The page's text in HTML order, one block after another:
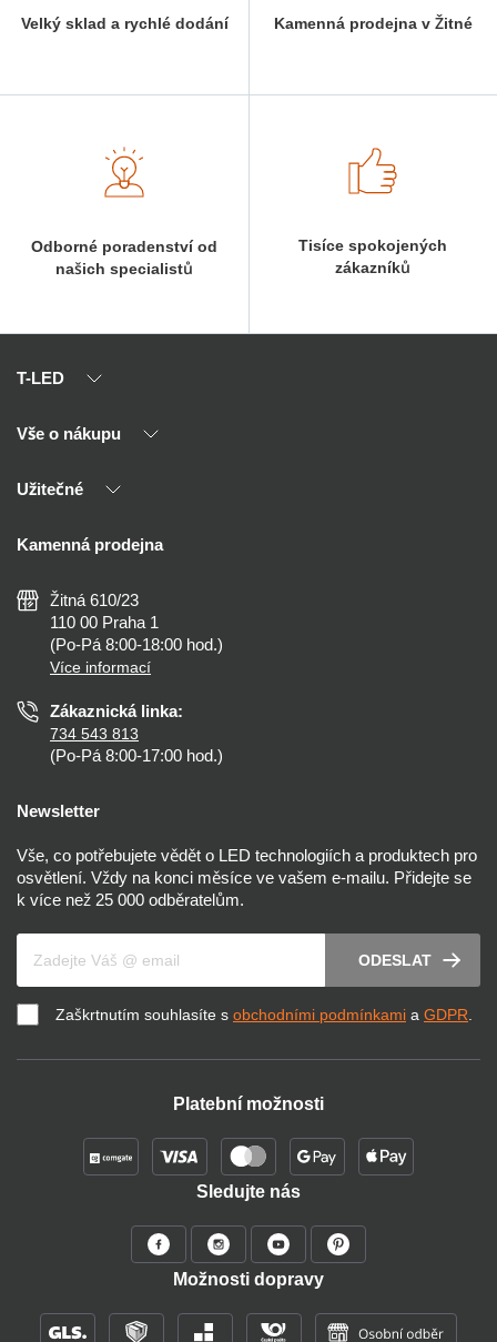
Velký sklad a rychlé dodání Kamenná prodejna v Žitné
Odborné poradenství od
našich specialistů
Tisíce spokojených
zákazníků
T-LED
O nás
Kontakty
Vše o nákupu
Výhody T-LED
Montáž
Nejčastější dotazy
Než koupíte
Osvětlení dle místnosti
Užitečné
Reklamace a vrácení
Zásady ochrany soukromí
Nastavení cookies
Prohlášení o přístupnosti
Kamenná prodejna
Žitná 610/23
110 00 Praha 1
(Po-Pá 8:00-18:00 hod.)
Více informací
Zákaznická linka:
734 543 813
(Po-Pá 8:00-17:00 hod.)
Newsletter
Vše, co potřebujete vědět o LED technologiích a produktech pro
osvětlení. Vždy na konci měsíce ve vašem e-mailu. Přidejte se
k více než 25 000 odběratelům.
ODESLAT
Zaškrtnutím souhlasíte s obchodními podmínkami a GDPR
Platební možnosti
Sledujte nás
Možnosti dopravy